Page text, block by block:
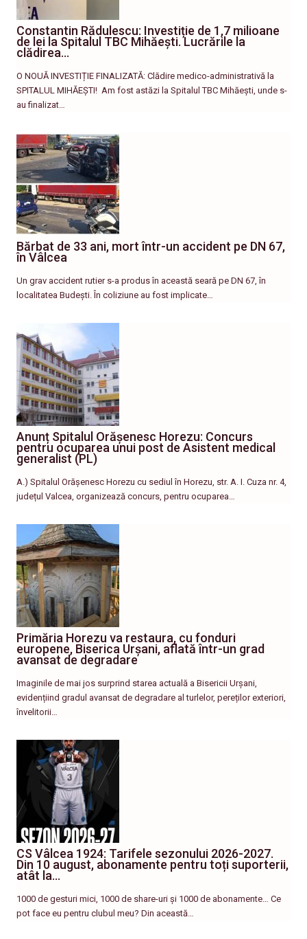
Constantin Rădulescu: Investiție de 1,7 milioane
de lei la Spitalul TBC Mihăești. Lucrările la
clădirea…
O NOUĂ INVESTIȚIE FINALIZATĂ: Clădire medico-administrativă la
SPITALUL MIHĂEȘTI! ​ Am fost astăzi la Spitalul TBC Mihăești, unde s-
au finalizat…
Bărbat de 33 ani, mort într-un accident pe DN 67,
în Vâlcea
Un grav accident rutier s-a produs în această seară pe DN 67, în
localitatea Budești. În coliziune au fost implicate…
Anunț Spitalul Orășenesc Horezu: Concurs
pentru ocuparea unui post de Asistent medical
generalist (PL)
A.) Spitalul Orășenesc Horezu cu sediul în Horezu, str. A. I. Cuza nr. 4,
județul Valcea, organizează concurs, pentru ocuparea…
Primăria Horezu va restaura, cu fonduri
europene, Biserica Urșani, aflată într-un grad
avansat de degradare
Imaginile de mai jos surprind starea actuală a Bisericii Urșani,
evidențiind gradul avansat de degradare al turlelor, pereților exteriori,
învelitorii…
CS Vâlcea 1924: Tarifele sezonului 2026-2027.
Din 10 august, abonamente pentru toți suporterii,
atât la…
1000 de gesturi mici, 1000 de share-uri și 1000 de abonamente… Ce
pot face eu pentru clubul meu? Din această…